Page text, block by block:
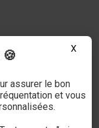
X
assurer le bon
et vous